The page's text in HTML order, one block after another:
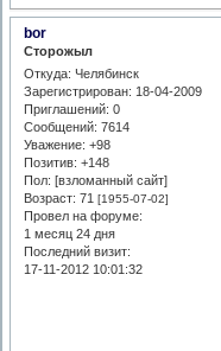
bor
Сторожыл
Откуда: Челябинск
Зарегистрирован: 18-04-2009
Приглашений: 0
Сообщений: 7614
Уважение: +98
Позитив: +148
Пол: [взломанный сайт]
Возраст: 71[1955-07-02]
Провел на форуме:
1 месяц 24 дня
Последний визит:
17-11-2012 10:01:32